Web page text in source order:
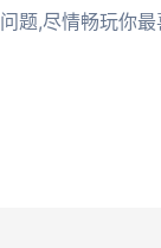
题,尽情畅玩你